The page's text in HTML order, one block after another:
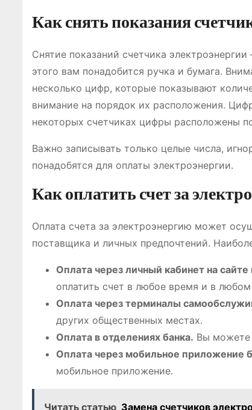
Как снять показания
Снятие показаний счетчика
этого вам понадобится ручка и бумага․
несколько цифр, которые показывают
внимание на порядок их расположения․
некоторых счетчиках цифры расположены
Важно записывать только целые числа,
понадобятся для оплаты электроэнергии․
Как оплатить счет за
Оплата счета за электроэнергию может
поставщика и личных предпочтений․
Оплата через личный кабинет на сайте
оплатить счет в любое время и в
Оплата через терминалы
других общественных местах․
Оплата в отделениях банка․ Вы можете
Оплата через мобильное приложение
мобильное приложение․
Читать статью Замена счетчиков